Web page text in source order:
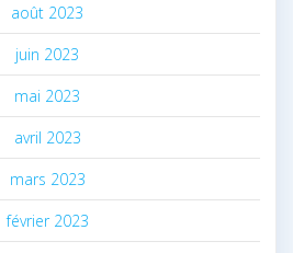
août 2023
juin 2023
mai 2023
avril 2023
mars 2023
février 2023